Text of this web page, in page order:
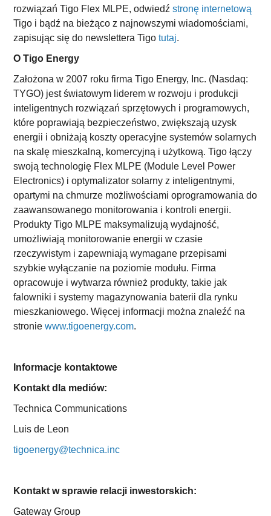
rozwiązań Tigo Flex MLPE, odwiedźstronę internetową
Tigo i bądź na bieżąco z najnowszymi wiadomościami,
zapisując się do newslettera Tigotutaj.
O Tigo Energy
Założona w 2007 roku firma Tigo Energy, Inc. (Nasdaq:
TYGO) jest światowym liderem w rozwoju i produkcji
inteligentnych rozwiązań sprzętowych i programowych,
które poprawiają bezpieczeństwo, zwiększają uzysk
energii i obniżają koszty operacyjne systemów solarnych
na skalę mieszkalną, komercyjną i użytkową. Tigo łączy
swoją technologię Flex MLPE (Module Level Power
Electronics) i optymalizator solarny z inteligentnymi,
opartymi na chmurze możliwościami oprogramowania do
zaawansowanego monitorowania i kontroli energii.
Produkty Tigo MLPE maksymalizują wydajność,
umożliwiają monitorowanie energii w czasie
rzeczywistym i zapewniają wymagane przepisami
szybkie wyłączanie na poziomie modułu. Firma
opracowuje i wytwarza również produkty, takie jak
falowniki i systemy magazynowania baterii dla rynku
mieszkaniowego. Więcej informacji można znaleźć na
stroniewww.tigoenergy.com.
Informacje kontaktowe
Kontakt dla mediów:
Technica Communications
Luis de Leon
tigoenergy@technica.inc
Kontakt w sprawie relacji inwestorskich:
Gateway Group